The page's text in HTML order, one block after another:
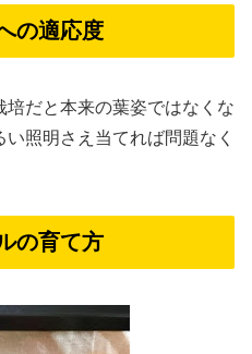
の適応度
だと本来の葉姿ではなくな
照明さえ当てれば問題なく
の育て方